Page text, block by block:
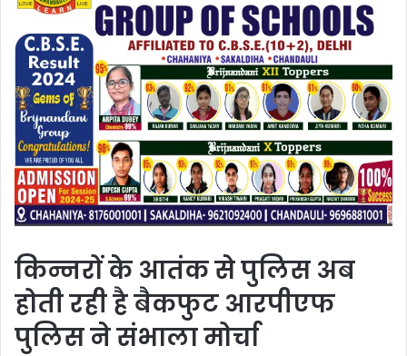
किन्नरों के आतंक से पुलिस अब
होती रही है बैकफुट आरपीएफ
पुलिस ने संभाला मोर्चा